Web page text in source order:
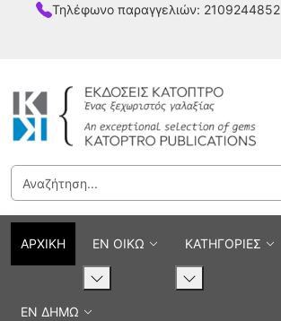
Τηλέφωνο παραγγελιών: 2109244852
ΑΡΧΙΚΗ ΕΝ ΟΙΚΩ ΚΑΤΗΓΟΡΙΕΣ
ΕΝ ΔΗΜΩ